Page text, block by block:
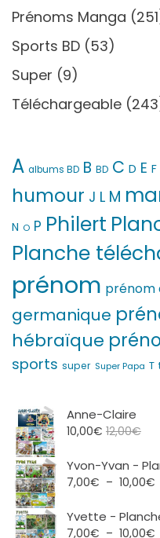
Prénoms Manga
Sports BD (53)
Super (9)
Téléchargeable
A albums BD B BD C D E F
humour J L M
N O P Philert
Planche
prénom prénom
germanique
hébraïque
sports super Super Papa T
Anne-Claire
10,00€ 12,00€
Yvon-Yvan -
7,00€ – 10,00€
Yvette -
7,00€ – 10,00€